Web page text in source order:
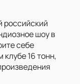
российский
шоу в
себе
16 тонн,